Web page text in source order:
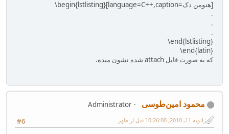
\begin{lstlisting}[language=C++,caption=کد نمونه]
.
.
.
\end{lstlisting}
\end{latin}
که به صورت فایل attach شده نشون میده.
محمود امین‌طوسی
Administrator
#6
ژانویه 11, 2010, 10:26:00 قبل از ظهر